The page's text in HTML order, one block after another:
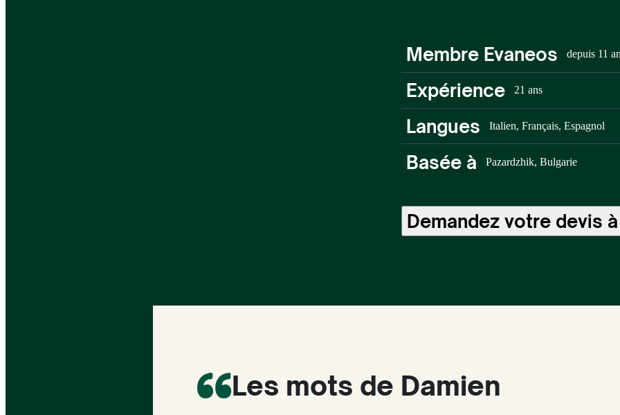
Membre Evaneos depuis 11
Expérience 21 ans
Langues Italien, Français, Espagnol
Basée à Pazardzhik, Bulgarie
Demandez votre devis
Les mots de Damien